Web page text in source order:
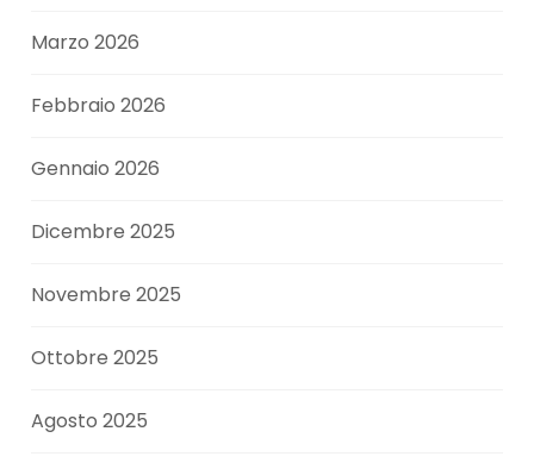
Marzo 2026
Febbraio 2026
Gennaio 2026
Dicembre 2025
Novembre 2025
Ottobre 2025
Agosto 2025